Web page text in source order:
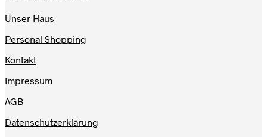
Unser Haus
Personal Shopping
Kontakt
Impressum
AGB
Datenschutzerklärung